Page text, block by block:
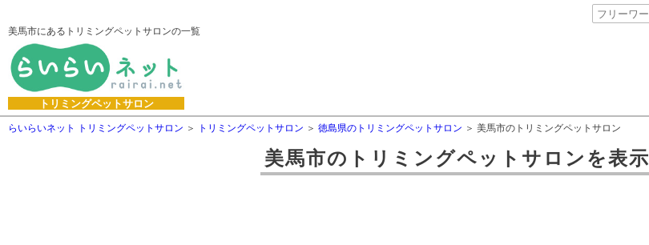
美馬市にあるトリミングペットサロンの一覧
トリミングペットサロン
らいらいネット トリミングペットサロン トリミングペットサロン 徳島県のトリミングペットサロン 美馬市のトリミングペットサロン
美馬市の トリミングペットサロン を表示